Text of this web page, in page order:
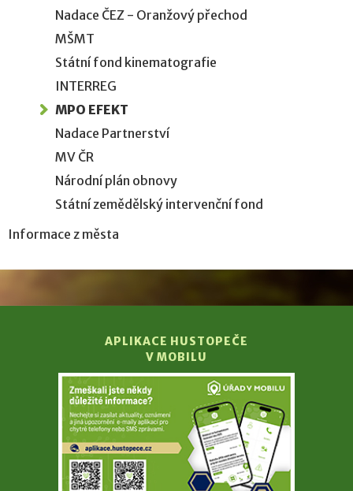
Nadace ČEZ - Oranžový přechod
MŠMT
Státní fond kinematografie
INTERREG
MPO EFEKT
Nadace Partnerství
MV ČR
Národní plán obnovy
Státní zemědělský intervenční fond
Informace z města
APLIKACE HUSTOPEČE
V MOBILU